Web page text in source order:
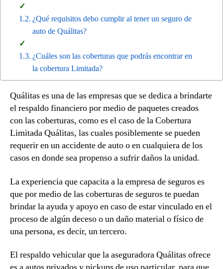
¿Qué requisitos debo cumplir al tener un seguro de
auto de Quálitas?
¿Cuáles son las coberturas que podrás encontrar en
la cobertura Limitada?
Quálitas es una de las empresas que se dedica a brindarte
el respaldo financiero por medio de paquetes creados
con las coberturas, como es el caso de la Cobertura
Limitada Quálitas, las cuales posiblemente se pueden
requerir en un accidente de auto o en cualquiera de los
casos en donde sea propenso a sufrir daños la unidad.
La experiencia que capacita a la empresa de seguros es
que por medio de las coberturas de seguros te puedan
brindar la ayuda y apoyo en caso de estar vinculado en el
proceso de algún deceso o un daño material o físico de
una persona, es decir, un tercero.
El respaldo vehicular que la aseguradora Quálitas ofrece